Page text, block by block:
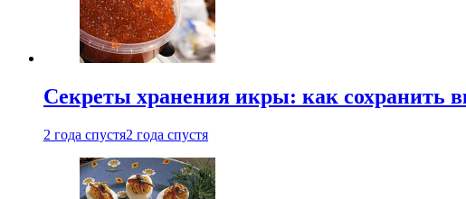
Секреты хранения икры: как сохранить
2 года спустя2 года спустя